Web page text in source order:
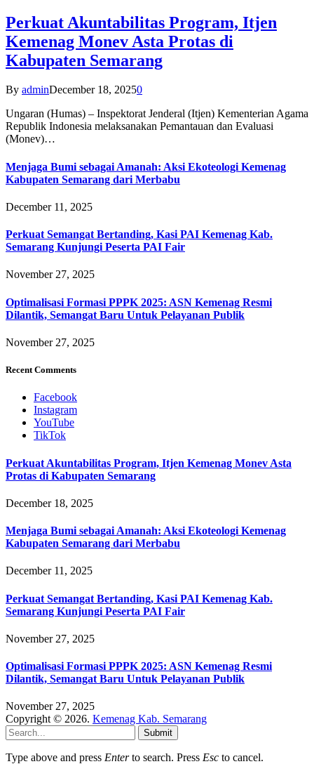
Perkuat Akuntabilitas Program, Itjen
Kemenag Monev Asta Protas di
Kabupaten Semarang
By adminDecember 18, 20250
Ungaran (Humas) – Inspektorat Jenderal (Itjen) Kementerian Agama
Republik Indonesia melaksanakan Pemantauan dan Evaluasi
(Monev)…
Menjaga Bumi sebagai Amanah: Aksi Ekoteologi Kemenag
Kabupaten Semarang dari Merbabu
December 11, 2025
Perkuat Semangat Bertanding, Kasi PAI Kemenag Kab.
Semarang Kunjungi Peserta PAI Fair
November 27, 2025
Optimalisasi Formasi PPPK 2025: ASN Kemenag Resmi
Dilantik, Semangat Baru Untuk Pelayanan Publik
November 27, 2025
Recent Comments
Facebook
Instagram
YouTube
TikTok
Perkuat Akuntabilitas Program, Itjen Kemenag Monev Asta
Protas di Kabupaten Semarang
December 18, 2025
Menjaga Bumi sebagai Amanah: Aksi Ekoteologi Kemenag
Kabupaten Semarang dari Merbabu
December 11, 2025
Perkuat Semangat Bertanding, Kasi PAI Kemenag Kab.
Semarang Kunjungi Peserta PAI Fair
November 27, 2025
Optimalisasi Formasi PPPK 2025: ASN Kemenag Resmi
Dilantik, Semangat Baru Untuk Pelayanan Publik
November 27, 2025
Copyright © 2026. Kemenag Kab. Semarang
Submit
Type above and press Enterto search. Press Esc to cancel.